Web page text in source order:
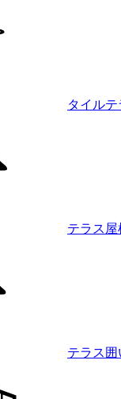
タイルテ
テラス屋
テラス囲